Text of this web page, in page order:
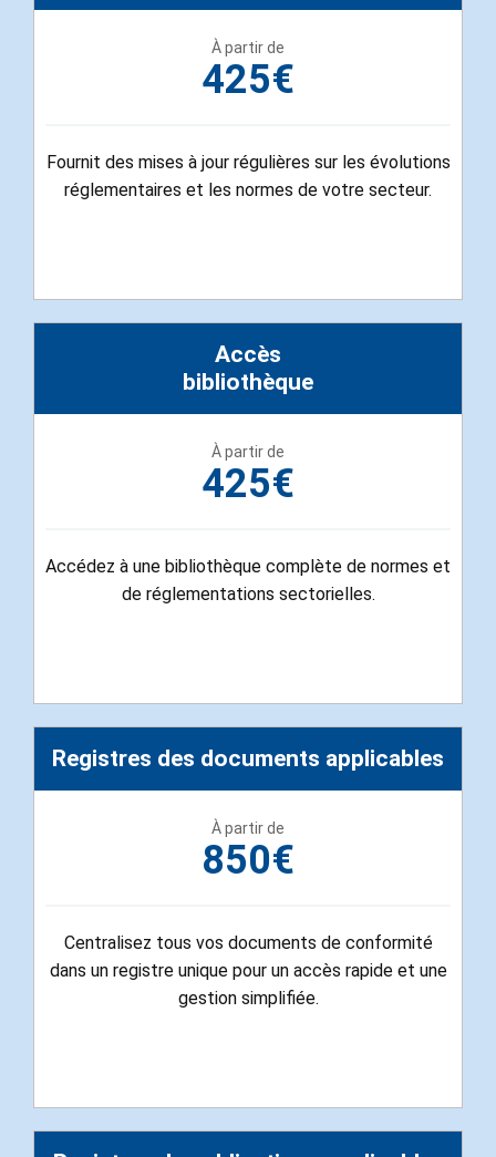
À partir de
425€
Fournit des mises à jour régulières sur les évolutions
réglementaires et les normes de votre secteur.
Accès
bibliothèque
À partir de
425€
Accédez à une bibliothèque complète de normes et
de réglementations sectorielles.
Registres des documents applicables
À partir de
850€
Centralisez tous vos documents de conformité
dans un registre unique pour un accès rapide et une
gestion simplifiée.